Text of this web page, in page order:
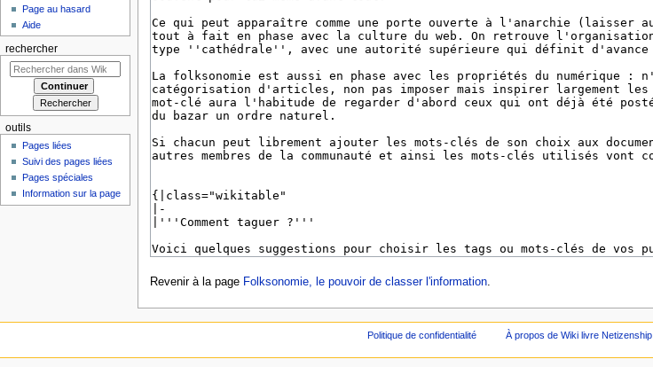
Revenir à la page Folksonomie, le pouvoir de classer l'information.
Page au hasard
Aide
rechercher
outils
Pages liées
Suivi des pages liées
Pages spéciales
Information sur la page
Politique de confidentialité À propos de Wiki livre Netizenship